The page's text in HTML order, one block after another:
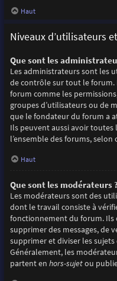
Haut
Niveaux d’utilisateurs
Que sont les
Les administrateurs sont les
de contrôle sur tout le
forum comme les
groupes d’utilisateurs ou de
que le fondateur du forum a
Ils peuvent aussi avoir toutes
l’ensemble des forums,
Haut
Que sont les modérateurs
Les modérateurs sont des
dont le travail consiste à
fonctionnement du forum.
supprimer des messages, de
supprimer et diviser les
Généralement, les
partent en hors-sujetou